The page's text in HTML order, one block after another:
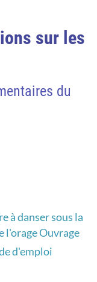
sur les
du
à danser sous la
l'orage Ouvrage
d'emploi